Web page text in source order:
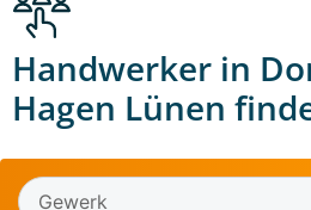
Handwerker in
Hagen Lünen